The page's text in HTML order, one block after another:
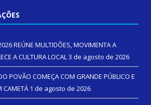
REÚNE MULTIDÕES, MOVIMENTA A
A CULTURA LOCAL3 de agosto de 2026
POVÃO COMEÇA COM GRANDE PÚBLICO E
CAMETÁ 1 de agosto de 2026